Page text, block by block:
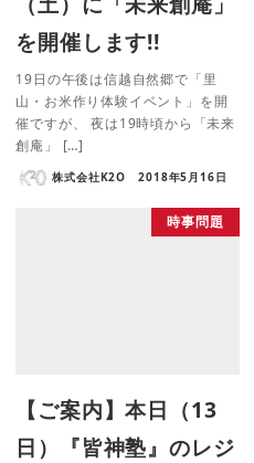
を開催します!!
19日の午後は信越自然郷で「里
山・お米作り体験イベント」を開
催ですが、 夜は19時頃から「未来
創庵」 […]
株式会社K2O 2018年5月16日
時事問題
【ご案内】本日（13
日）『皆神塾』のレジ